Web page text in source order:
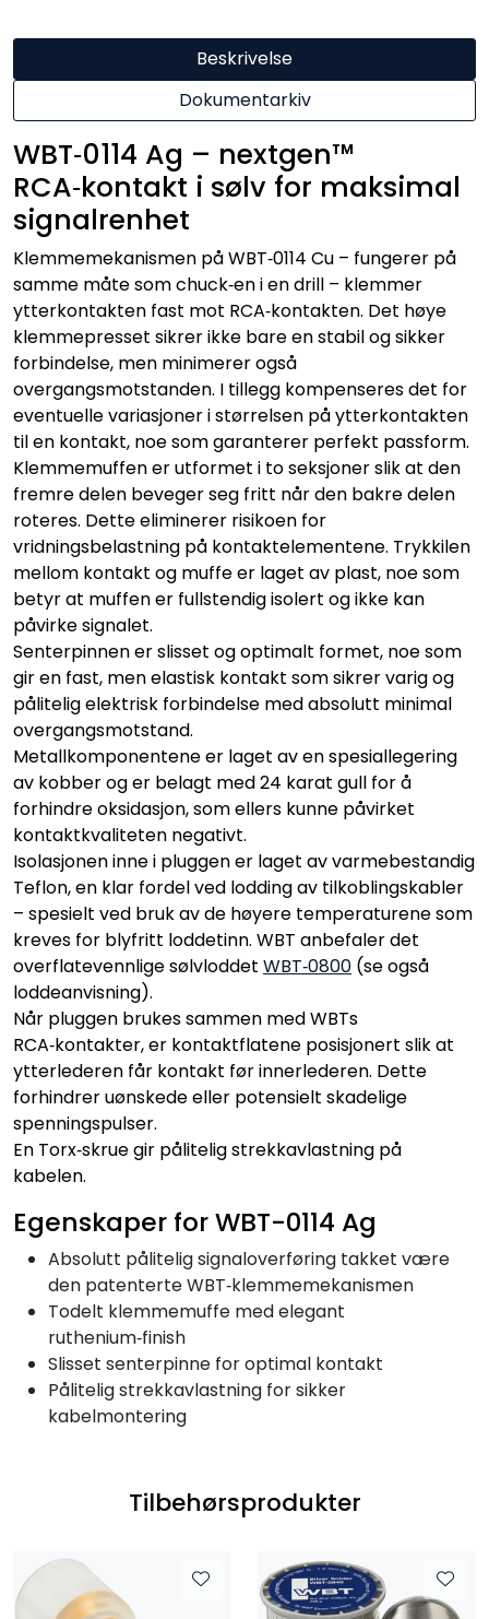
Beskrivelse
Dokumentarkiv
WBT‑0114 Ag – nextgen™
RCA‑kontakt i sølv for maksimal
signalrenhet
Klemmemekanismen på WBT‑0114 Cu – fungerer på
samme måte som chuck‑en i en drill – klemmer
ytterkontakten fast mot RCA‑kontakten. Det høye
klemmepresset sikrer ikke bare en stabil og sikker
forbindelse, men minimerer også
overgangsmotstanden. I tillegg kompenseres det for
eventuelle variasjoner i størrelsen på ytterkontakten
til en kontakt, noe som garanterer perfekt passform.
Klemmemuffen er utformet i to seksjoner slik at den
fremre delen beveger seg fritt når den bakre delen
roteres. Dette eliminerer risikoen for
vridningsbelastning på kontaktelementene. Trykkilen
mellom kontakt og muffe er laget av plast, noe som
betyr at muffen er fullstendig isolert og ikke kan
påvirke signalet.
Senterpinnen er slisset og optimalt formet, noe som
gir en fast, men elastisk kontakt som sikrer varig og
pålitelig elektrisk forbindelse med absolutt minimal
overgangsmotstand.
Metallkomponentene er laget av en spesiallegering
av kobber og er belagt med 24 karat gull for å
forhindre oksidasjon, som ellers kunne påvirket
kontaktkvaliteten negativt.
Isolasjonen inne i pluggen er laget av varmebestandig
Teflon, en klar fordel ved lodding av tilkoblingskabler
– spesielt ved bruk av de høyere temperaturene som
kreves for blyfritt loddetinn. WBT anbefaler det
overflatevennlige sølvloddet WBT‑0800 (se også
loddeanvisning).
Når pluggen brukes sammen med WBTs
RCA‑kontakter, er kontaktflatene posisjonert slik at
ytterlederen får kontakt før innerlederen. Dette
forhindrer uønskede eller potensielt skadelige
spenningspulser.
En Torx‑skrue gir pålitelig strekkavlastning på
kabelen.
Egenskaper for WBT-0114 Ag
Absolutt pålitelig signaloverføring takket være
den patenterte WBT‑klemmemekanismen
Todelt klemmemuffe med elegant
ruthenium‑finish
Slisset senterpinne for optimal kontakt
Pålitelig strekkavlastning for sikker
kabelmontering
Tilbehørsprodukter